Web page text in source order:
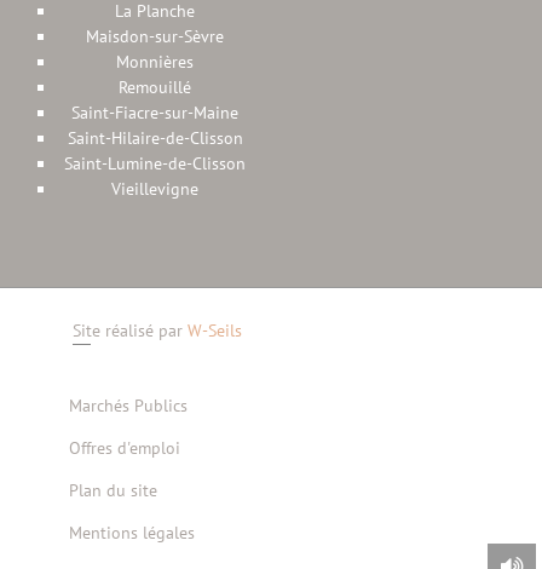
La Planche
Maisdon-sur-Sèvre
Monnières
Remouillé
Saint-Fiacre-sur-Maine
Saint-Hilaire-de-Clisson
Saint-Lumine-de-Clisson
Vieillevigne
Site réalisé par W-Seils
Marchés Publics
Offres d'emploi
Plan du site
Mentions légales